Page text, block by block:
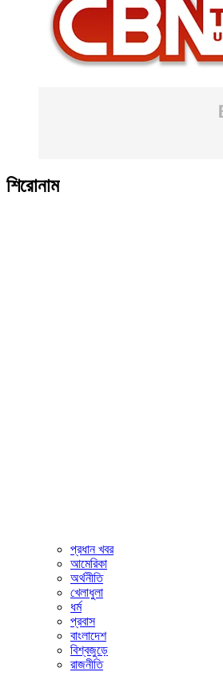
শিরোনাম
প্রধান খবর
আমেরিকা
অর্থনীতি
খেলাধুলা
ধর্ম
প্রবাস
বাংলাদেশ
বিশ্বজুড়ে
রাজনীতি